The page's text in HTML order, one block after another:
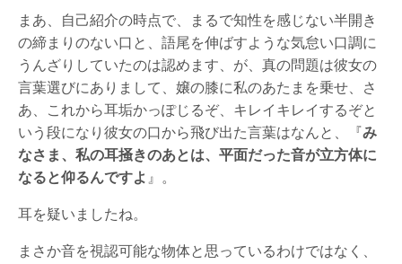
まあ、自己紹介の時点で、まるで知性を感じない半開き
の締まりのない口と、語尾を伸ばすような気怠い口調に
うんざりしていたのは認めます、が、真の問題は彼女の
言葉選びにありまして、嬢の膝に私のあたまを乗せ、さ
あ、これから耳垢かっぽじるぞ、キレイキレイするぞと
いう段になり彼女の口から飛び出た言葉はなんと、『み
なさま、私の耳掻きのあとは、平面だった音が立方体に
なると仰るんですよ 』。
耳を疑いましたね。
まさか音を視認可能な物体と思っているわけではなく、